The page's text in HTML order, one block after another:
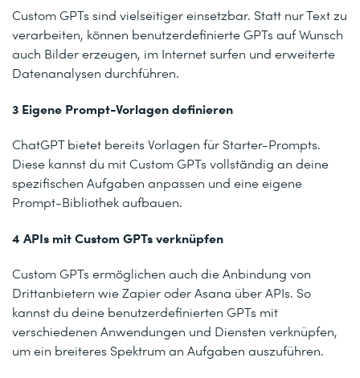
Custom GPTs sind vielseitiger einsetzbar. Statt nur Text zu
verarbeiten, können benutzerdefinierte GPTs auf Wunsch
auch Bilder erzeugen, im Internet surfen und erweiterte
Datenanalysen durchführen.
3 Eigene Prompt-Vorlagen definieren
ChatGPT bietet bereits Vorlagen für Starter-Prompts.
Diese kannst du mit Custom GPTs vollständig an deine
spezifischen Aufgaben anpassen und eine eigene
Prompt-Bibliothek aufbauen.
4 APIs mit Custom GPTs verknüpfen
Custom GPTs ermöglichen auch die Anbindung von
Drittanbietern wie Zapier oder Asana über APIs. So
kannst du deine benutzerdefinierten GPTs mit
verschiedenen Anwendungen und Diensten verknüpfen,
um ein breiteres Spektrum an Aufgaben auszuführen.